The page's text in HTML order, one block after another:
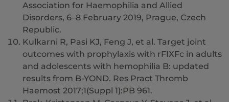
Association for Haemophilia and Allied
Disorders, 6–8 February 2019, Prague, Czech
Republic.
Kulkarni R, Pasi KJ, Feng J, et al. Target joint
outcomes with prophylaxis with rFIXFc in adults
and adolescents with hemophilia B: updated
results from B-YOND. Res Pract Thromb
Haemost 2017;1(Suppl 1):PB 961.